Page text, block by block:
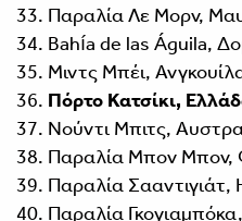
Παραλία Λε Μορν,
Bahía de las Águila,
Μιντς Μπέι,
Πόρτο Κατσίκι,
Νούντι Μπιτς,
Παραλία Μπον Μπον,
Παραλία Σααντιγιάτ,
Παραλία